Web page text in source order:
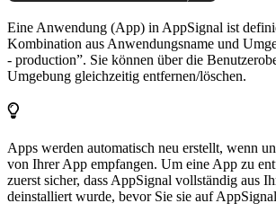
Eine Anwendung (App) in AppSignal ist
Kombination aus Anwendungsname und
- production”. Sie können über die
Umgebung gleichzeitig entfernen/löschen.
Apps werden automatisch neu erstellt, wenn
von Ihrer App empfangen. Um eine App zu
zuerst sicher, dass AppSignal vollständig aus
deinstalliert wurde, bevor Sie sie auf